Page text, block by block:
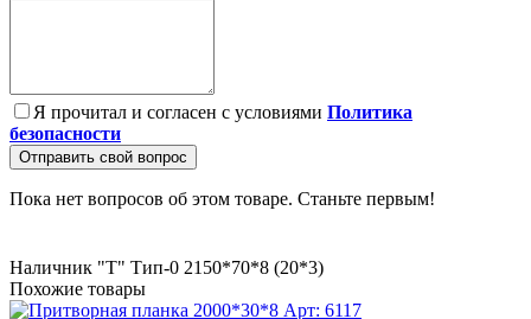
Я прочитал и согласен с условиями Политика
безопасности
Отправить свой вопрос
Пока нет вопросов об этом товаре. Станьте первым!
Наличник "Т" Тип-0 2150*70*8 (20*3)
Похожие товары